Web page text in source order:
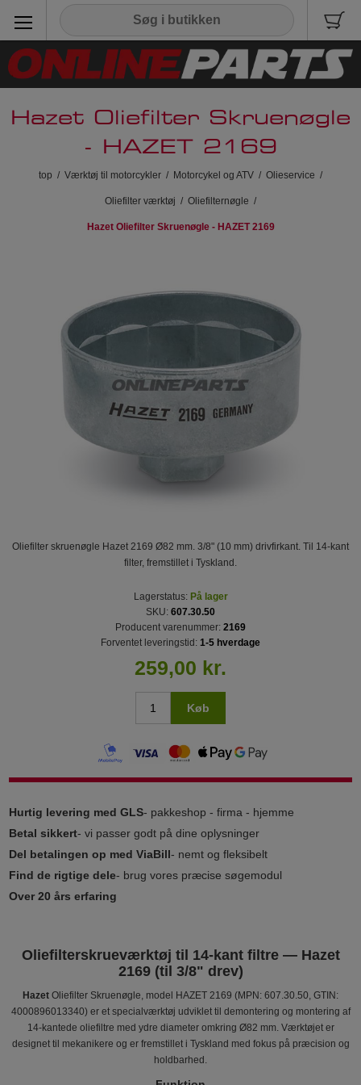
Hazet Oliefilter Skruenøgle
- HAZET 2169
top / Værktøj til motorcykler / Motorcykel og ATV / Olieservice /
Oliefilter værktøj / Oliefilternøgle /
Hazet Oliefilter Skruenøgle - HAZET 2169
Oliefilter skruenøgle Hazet 2169 Ø82 mm. 3/8" (10 mm) drivfirkant. Til 14-kant
filter, fremstillet i Tyskland.
Lagerstatus: På lager
SKU: 607.30.50
Producent varenummer: 2169
Forventet leveringstid: 1-5 hverdage
259,00 kr.
Køb
Hurtig levering med GLS- pakkeshop - firma - hjemme
Betal sikkert- vi passer godt på dine oplysninger
Del betalingen op med ViaBill- nemt og fleksibelt
Find de rigtige dele- brug vores præcise søgemodul
Over 20 års erfaring
Oliefilterskrueværktøj til 14‑kant filtre — Hazet
2169 (til 3/8" drev)
Hazet Oliefilter Skruenøgle, model HAZET 2169 (MPN: 607.30.50, GTIN:
4000896013340) er et specialværktøj udviklet til demontering og montering af
14‑kantede oliefiltre med ydre diameter omkring Ø82 mm. Værktøjet er
designet til mekanikere og er fremstillet i Tyskland med fokus på præcision og
holdbarhed.